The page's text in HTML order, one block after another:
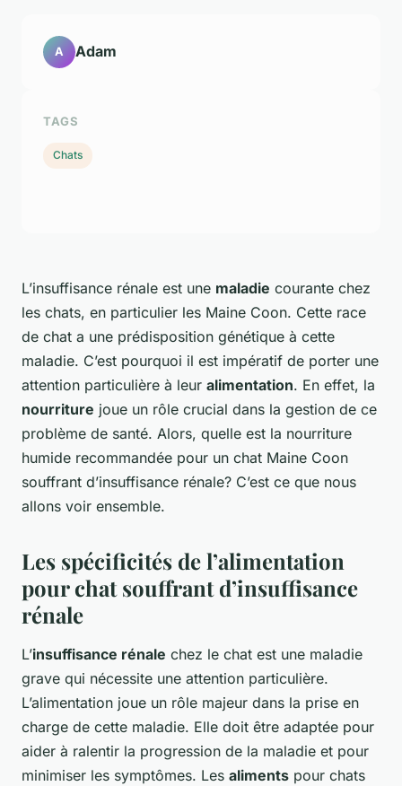
L’insuffisance rénale est une maladie courante chez
les chats, en particulier les Maine Coon. Cette race
de chat a une prédisposition génétique à cette
maladie. C’est pourquoi il est impératif de porter une
attention particulière à leur alimentation. En effet, la
nourriture joue un rôle crucial dans la gestion de ce
problème de santé. Alors, quelle est la nourriture
humide recommandée pour un chat Maine Coon
souffrant d’insuffisance rénale? C’est ce que nous
allons voir ensemble.
Les spécificités de l’alimentation
pour chat souffrant d’insuffisance
rénale
L’insuffisance rénale chez le chat est une maladie
grave qui nécessite une attention particulière.
L’alimentation joue un rôle majeur dans la prise en
charge de cette maladie. Elle doit être adaptée pour
aider à ralentir la progression de la maladie et pour
minimiser les symptômes. Les aliments pour chats
A Adam
TAGS
Chats